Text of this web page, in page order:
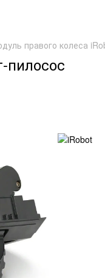
правого колеса
пилосос